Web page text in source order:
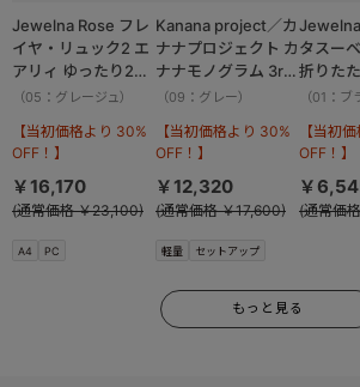
A4 PC
Jewelna Rose フレ
イヤ・リュック2 エ
アリィ ゆったり2ル
ーム 16262
（05：グレージュ）
【当初価格より 30%
OFF！】
￥16,170
(通常価格 ￥23,100)
軽量 セットアップ
Kanana project／カ
ナナプロジェクト カ
ナナモノグラム 3rd
リュックサック
（09：グレー）
【当初価格より 30%
OFF！】
￥12,320
(通常価格 ￥17,600)
タスー
折りた
バッグ
（01：ブ
【当初
OFF！】
￥
(通常価
もっと見る